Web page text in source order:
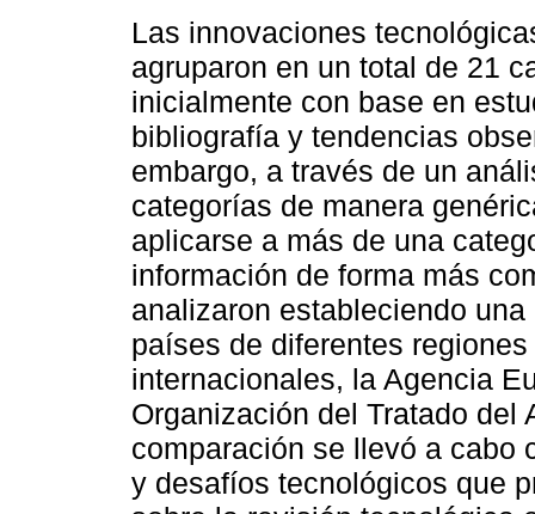
Las innovaciones
agruparon en un total de 21
inicialmente con base en
bibliografía y tendencias
embargo, a través de un
categorías de manera
aplicarse a más de una
información de forma más
analizaron estableciendo
países de diferentes
internacionales, la Agencia
Organización del Tratado del
comparación se llevó a cabo
y desafíos tecnológicos que